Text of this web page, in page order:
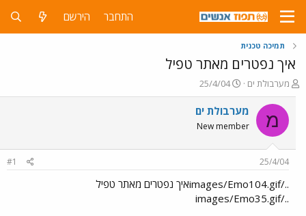
התחבר הירשם
תמיכה טכנית
איך נפטרים מאתר טפיל
פ
ו
ת
ח
ה
ש
מערבולת ים
פ
ו
ר
ם
ר
ך
25/4/04
מ מערבולת ים
New member
25/4/04
#1
../images/Emo104.gifאיך נפטרים מאתר טפיל
../images/Emo35.gif